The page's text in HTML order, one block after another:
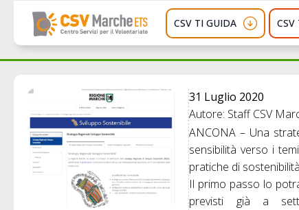
CSV TI GUIDA
31 Luglio 2020
Autore: Staff CSV
ANCONA – Una
sensibilità verso i
pratiche di
Il primo passo lo
previsti già a